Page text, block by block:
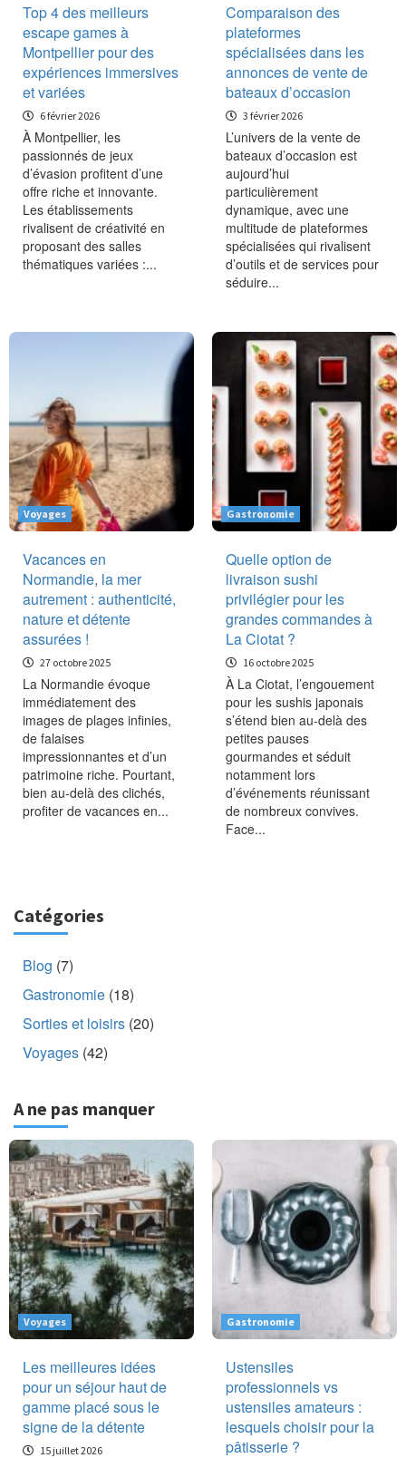
Top 4 des meilleurs
escape games à
Montpellier pour des
expériences immersives
et variées
6 février 2026
À Montpellier, les
passionnés de jeux
d’évasion profitent d’une
offre riche et innovante.
Les établissements
rivalisent de créativité en
proposant des salles
thématiques variées :...
Comparaison des
plateformes
spécialisées dans les
annonces de vente de
bateaux d’occasion
3 février 2026
L’univers de la vente de
bateaux d’occasion est
aujourd’hui
particulièrement
dynamique, avec une
multitude de plateformes
spécialisées qui rivalisent
d’outils et de services pour
séduire...
Voyages
Vacances en
Normandie, la mer
autrement : authenticité,
nature et détente
assurées !
27 octobre 2025
La Normandie évoque
immédiatement des
images de plages infinies,
de falaises
impressionnantes et d’un
patrimoine riche. Pourtant,
bien au-delà des clichés,
profiter de vacances en...
Gastronomie
Quelle option de
livraison sushi
privilégier pour les
grandes commandes à
La Ciotat ?
16 octobre 2025
À La Ciotat, l’engouement
pour les sushis japonais
s’étend bien au-delà des
petites pauses
gourmandes et séduit
notamment lors
d’événements réunissant
de nombreux convives.
Face...
Catégories
Blog (7)
Gastronomie (18)
Sorties et loisirs (20)
Voyages (42)
A ne pas manquer
Voyages
Les meilleures idées
pour un séjour haut de
gamme placé sous le
signe de la détente
15 juillet 2026
Gastronomie
Ustensiles
professionnels vs
ustensiles amateurs :
lesquels choisir pour la
pâtisserie ?